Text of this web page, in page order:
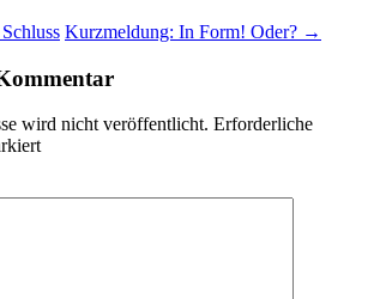
Kurzmeldung: In Form! Oder? →
wird nicht veröffentlicht. Erforderliche